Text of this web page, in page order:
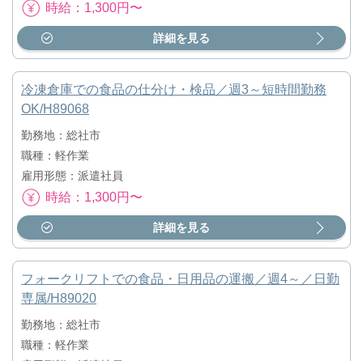
時給：1,300円〜
詳細を見る
冷凍倉庫での食品の仕分け・検品／週3～短時間勤務
OK/H89068
勤務地：総社市
職種：軽作業
雇用形態：派遣社員
時給：1,300円〜
詳細を見る
フォークリフトでの食品・日用品の運搬／週4～／日勤
専属/H89020
勤務地：総社市
職種：軽作業